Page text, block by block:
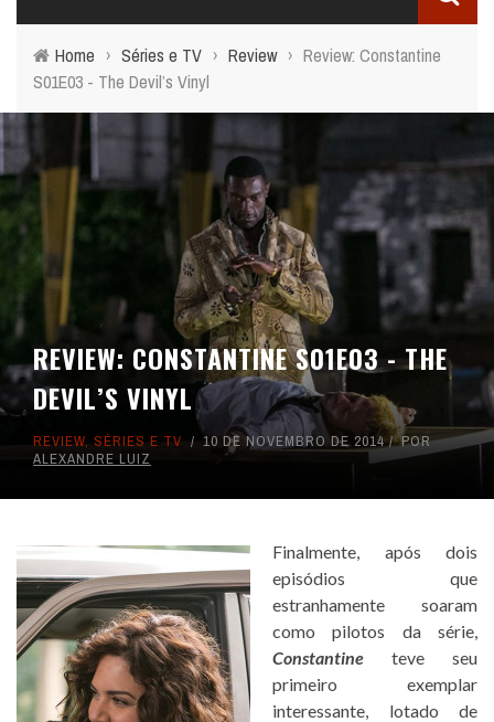
Home › Séries e TV › Review › Review: Constantine
S01E03 - The Devil’s Vinyl
REVIEW: CONSTANTINE S01E03 - THE
DEVIL’S VINYL
REVIEW, SÉRIES E TV 10 DE NOVEMBRO DE 2014
POR
ALEXANDRE LUIZ
Finalmente, após dois
episódios que
estranhamente soaram
como pilotos da série,
Constantine teve seu
primeiro exemplar
interessante, lotado de